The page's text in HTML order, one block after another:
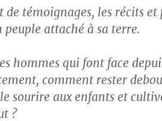
de témoignages, les récits et
attaché à sa terre.
hommes qui font face
comment rester
sourire aux enfants et
?